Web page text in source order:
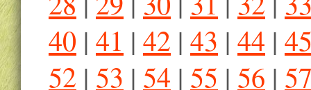
40 | 41 | 42 | 43 | 44 |
52 | 53 | 54 | 55 | 56 |